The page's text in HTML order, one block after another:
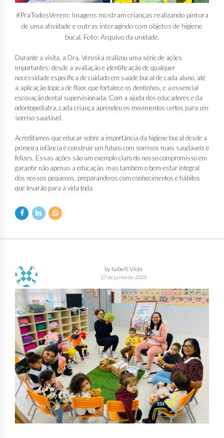
#PraTodosVerem: Imagens mostram crianças realizando pintura
de uma atividade e outras interagindo com objetos de higiene
bucal. Foto: Arquivo da unidade.
Durante a visita, a Dra. Veruska realizou uma série de ações
importantes: desde a avaliação e identificação de qualquer
necessidade específica de cuidado em saúde bucal de cada aluno, até
a aplicação tópica de flúor, que fortalece os dentinhos, e a essencial
escovação dental supervisionada. Com a ajuda dos educadores e da
odontopediatra, cada criança aprendeu os movimentos certos para um
sorriso saudável.
Acreditamos que educar sobre a importância da higiene bucal desde a
primeira infância é construir um futuro com sorrisos mais saudáveis e
felizes. Essas ações são um exemplo claro do nosso compromisso em
garantir não apenas a educação, mas também o bem-estar integral
dos nossos pequenos, preparando-os com conhecimentos e hábitos
que levarão para a vida toda.
by Isabelli Viola
27 de junho de 2025